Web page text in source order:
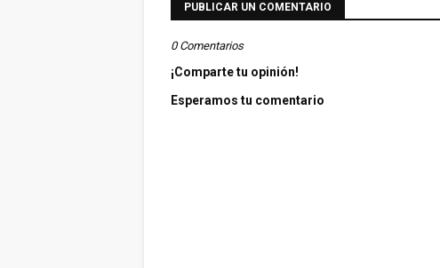
PUBLICAR UN COMENTARIO
0 Comentarios
¡Comparte tu opinión!
Esperamos tu comentario